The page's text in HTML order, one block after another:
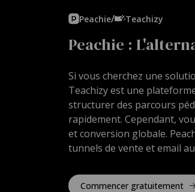
Peachie/ Teachizy
Peachie :
Si vous cherchez une
Teachizy est une
structurer des parcours
rapidement. Cependant,
et conversion globale.
tunnels de vente et email
Commencer gratuitement